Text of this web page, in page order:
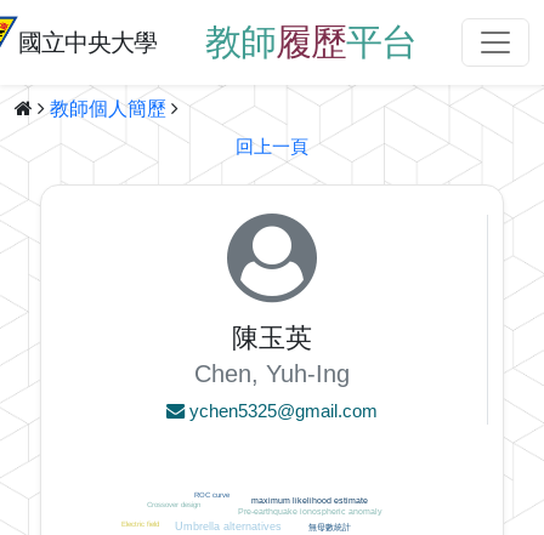
國立中央大學 教師履歷平台
教師個人簡歷
回上一頁
陳玉英
Chen, Yuh-Ing
ychen5325@gmail.com
Umbrella alternatives
Pre-earthquake ionospheric anomaly
maximum likelihood estimate
無母數統計
ROC curve
Crossover design
Electric field